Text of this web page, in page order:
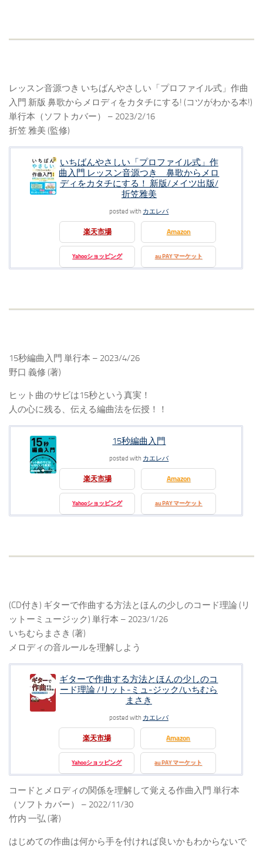
レッスン音源つき いちばんやさしい「プロファイル式」作曲
入門 新版 鼻歌からメロディをカタチにする! (コツがわかる本!)
単行本（ソフトカバー） – 2023/2/16
折笠 雅美 (監修)
いちばんやさしい「プロファイル式」作
曲入門 レッスン音源つき 鼻歌からメロ
ディをカタチにする！ 新版/メイツ出版/
折笠雅美
posted with カエレバ
楽天市場 Amazon
Yahooショッピング au PAY マーケット
15秒編曲入門 単行本 – 2023/4/26
野口 義修 (著)
ヒット曲のサビは15秒という真実！
人の心に残る、伝える編曲法を伝授！！
15秒編曲入門
posted with カエレバ
楽天市場 Amazon
Yahooショッピング au PAY マーケット
(CD付き) ギターで作曲する方法とほんの少しのコード理論 (リ
ットーミュージック) 単行本 – 2023/1/26
いちむらまさき (著)
メロディの⾳ルールを理解しよう
ギターで作曲する方法とほんの少しのコ
ード理論 /リット-ミュ-ジック/いちむら
まさき
posted with カエレバ
楽天市場 Amazon
Yahooショッピング au PAY マーケット
コードとメロディの関係を理解して覚える作曲入門 単行本
（ソフトカバー） – 2022/11/30
竹内 一弘 (著)
はじめての作曲は何から手を付ければ良いかもわからないで